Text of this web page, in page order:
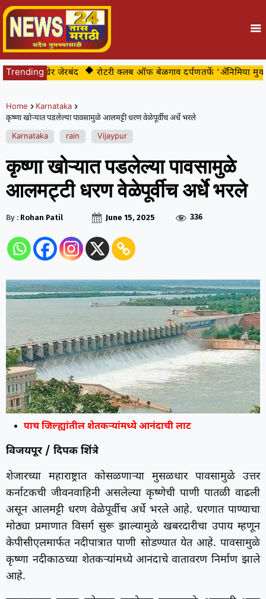
Trending
अखेर जेरबंद रोटरी क्लब ऑफ बेळगाव दर्पणतर्फे ‘ॲनिमिया मुक्त
Home
Karnataka
कृष्णा खोऱ्यात पडलेल्या पावसामुळे आलमट्टी धरण वेळेपूर्वीच अर्धे भरले
Karnataka
rain Vijaypur
कृष्णा खोऱ्यात पडलेल्या पावसामुळे
आलमट्टी धरण वेळेपूर्वीच अर्धे भरले
By : Rohan Patil June 15, 2025 336
पाच जिल्ह्यांतील शेतकऱ्यांमध्ये आनंदाची लाट
विजयपूर / दिपक शिंत्रे
शेजारच्या महाराष्ट्रात कोसळणाऱ्या मुसळधार पावसामुळे उत्तर
कर्नाटकची जीवनवाहिनी असलेल्या कृष्णेची पाणी पातळी वाढली
असून आलमट्टी धरण वेळेपूर्वीच अर्धे भरले आहे. धरणात पाण्याचा
मोठ्या प्रमाणात विसर्ग सुरू झाल्यामुळे खबरदारीचा उपाय म्हणून
केपीसीएलमार्फत नदीपात्रात पाणी सोडण्यात येत आहे. पावसामुळे
कृष्णा नदीकाठच्या शेतकऱ्यांमध्ये आनंदाचे वातावरण निर्माण झाले
आहे.